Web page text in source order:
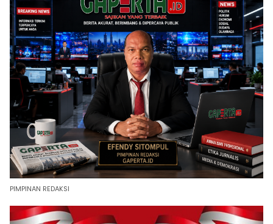
PIMPINAN REDAKSI